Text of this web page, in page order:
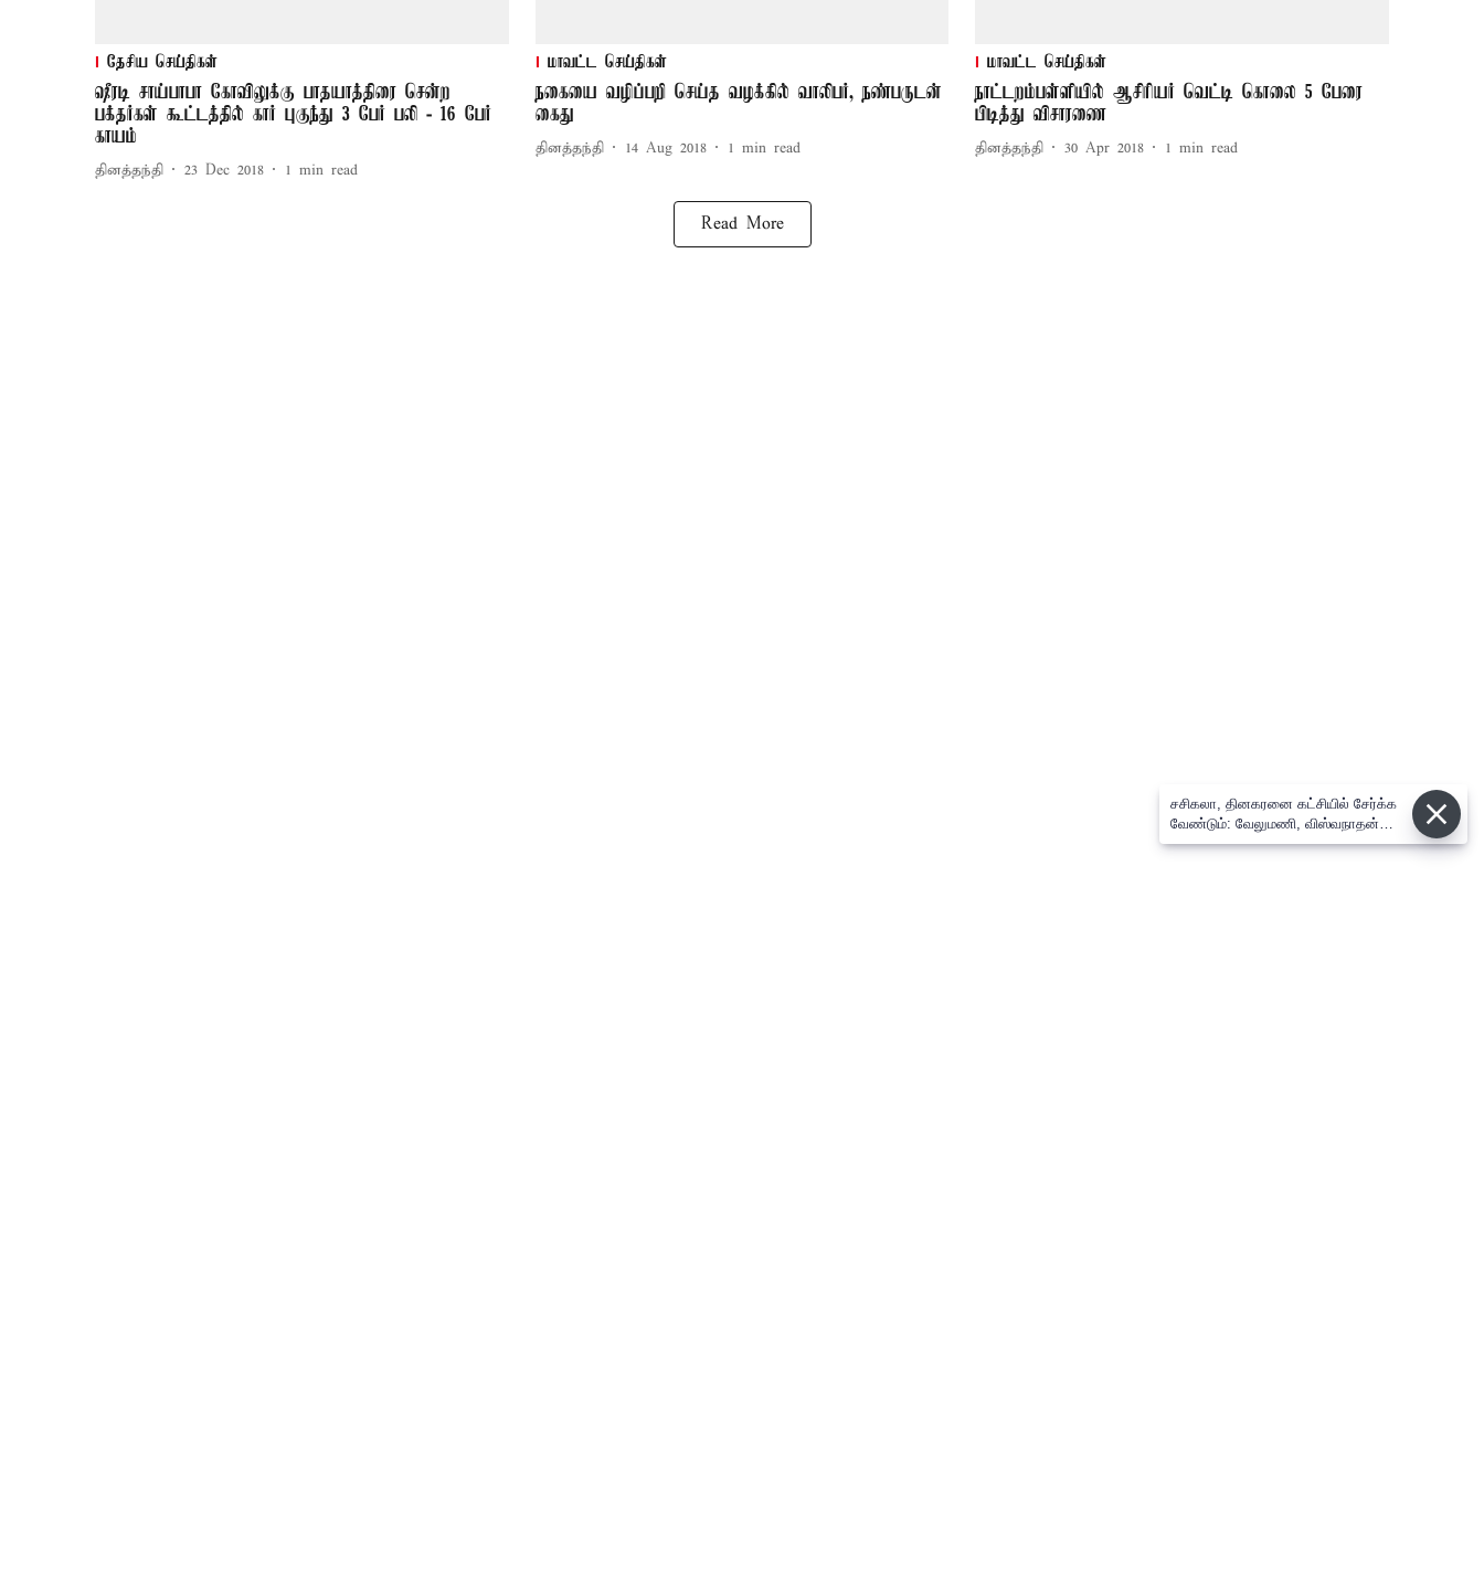
தேசிய செய்திகள்
ஷீரடி சாய்பாபா கோவிலுக்கு பாதயாத்திரை சென்ற
பக்தர்கள் கூட்டத்தில் கார் புகுந்து 3 பேர் பலி - 16 பேர்
காயம்
தினத்தந்தி 23 Dec 2018 1 min read
மாவட்ட செய்திகள்
நகையை வழிப்பறி செய்த வழக்கில் வாலிபர், நண்பருடன்
கைது
தினத்தந்தி 14 Aug 2018 1 min read
மாவட்ட செய்திகள்
நாட்டறம்பள்ளியில் ஆசிரியர் வெட்டி கொலை 5 பேரை
பிடித்து விசாரணை
தினத்தந்தி 30 Apr 2018 1 min read
Read More
சசிகலா, தினகரனை கட்சியில் சேர்க்க
வேண்டும்: வேலுமணி, விஸ்வநாதன்
மீண்டும் போர்க்கொடி